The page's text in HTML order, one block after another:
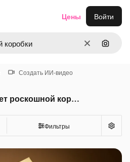
ОчиститьПоиск
Цены Войти
Создать ИИ-видео
Фото По Запросу Макет роскошной коробки
Фильтры